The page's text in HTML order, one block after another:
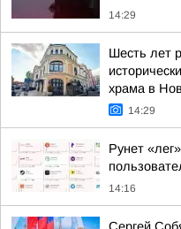
14:29
Шесть лет
храма в
14:29
Рунет
14:16